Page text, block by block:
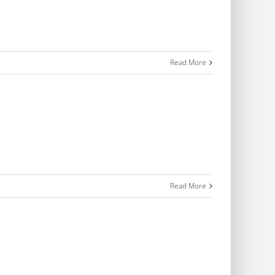
Read More
Read More